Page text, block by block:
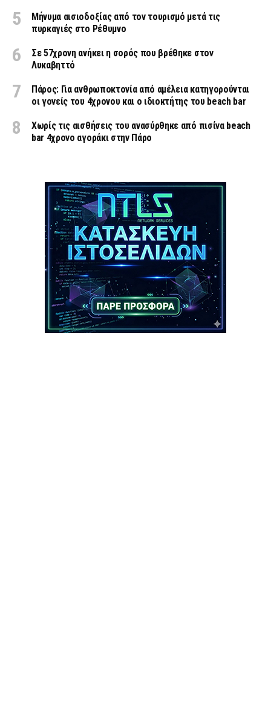
Μήνυμα αισιοδοξίας από τον τουρισμό μετά τις
πυρκαγιές στο Ρέθυμνο
Σε 57χρονη ανήκει η σορός που βρέθηκε στον
Λυκαβηττό
Πάρος: Για ανθρωποκτονία από αμέλεια κατηγορούνται
οι γονείς του 4χρονου και ο ιδιοκτήτης του beach bar
Χωρίς τις αισθήσεις του ανασύρθηκε από πισίνα beach
bar 4χρονο αγοράκι στην Πάρο